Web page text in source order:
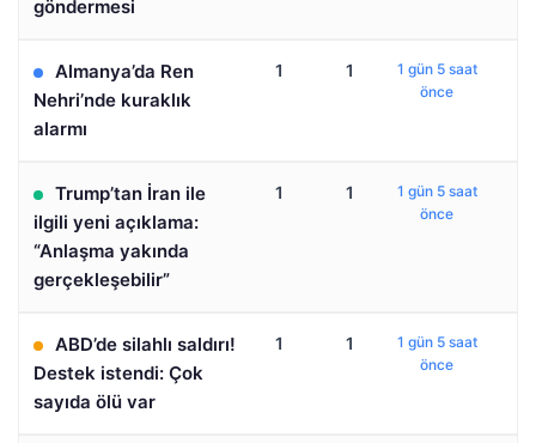
göndermesi
Almanya’da Ren
Nehri’nde kuraklık
alarmı
1 1
1 gün 5 saat
önce
Trump’tan İran ile
ilgili yeni açıklama:
“Anlaşma yakında
gerçekleşebilir”
1 1
1 gün 5 saat
önce
ABD’de silahlı saldırı!
Destek istendi: Çok
sayıda ölü var
1 1
1 gün 5 saat
önce